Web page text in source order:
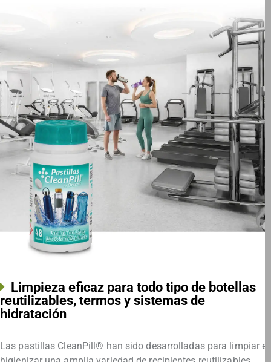
Limpieza eficaz para todo tipo de botellas
reutilizables, termos y sistemas de
hidratación
Las pastillas CleanPill® han sido desarrolladas para limpiar e